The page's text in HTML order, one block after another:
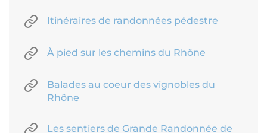
Itinéraires de randonnées pédestre
À pied sur les chemins du Rhône
Balades au coeur des vignobles du
Rhône
Les sentiers de Grande Randonnée de